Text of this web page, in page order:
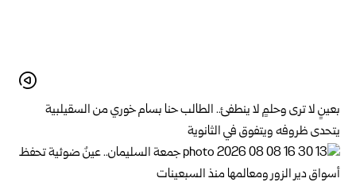
بعينٍ لا ترى وحلمٍ لا ينطفئ.. الطالب حنا بسام خوري من السقيلبية
يتحدى ظروفه ويتفوق في الثانوية